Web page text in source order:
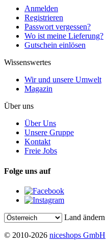
Anmelden
Registrieren
Passwort vergessen?
Wo ist meine Lieferung?
Gutschein einlösen
Wissenswertes
Wir und unsere Umwelt
Magazin
Über uns
Über Uns
Unsere Gruppe
Kontakt
Freie Jobs
Folge uns auf
Land ändern
© 2010-2026 niceshops GmbH